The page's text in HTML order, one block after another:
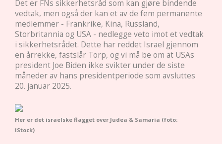
Det er FNs sikkerhetsråd som kan gjøre bindende
vedtak, men også der kan et av de fem permanente
medlemmer - Frankrike, Kina, Russland,
Storbritannia og USA - nedlegge veto imot et vedtak
i sikkerhetsrådet. Dette har reddet Israel gjennom
en årrekke, fastslår Torp, og vi må be om at USAs
president Joe Biden ikke svikter under de siste
måneder av hans presidentperiode som avsluttes
20. januar 2025.
Her er det israelske flagget over Judea & Samaria (foto:
iStock)